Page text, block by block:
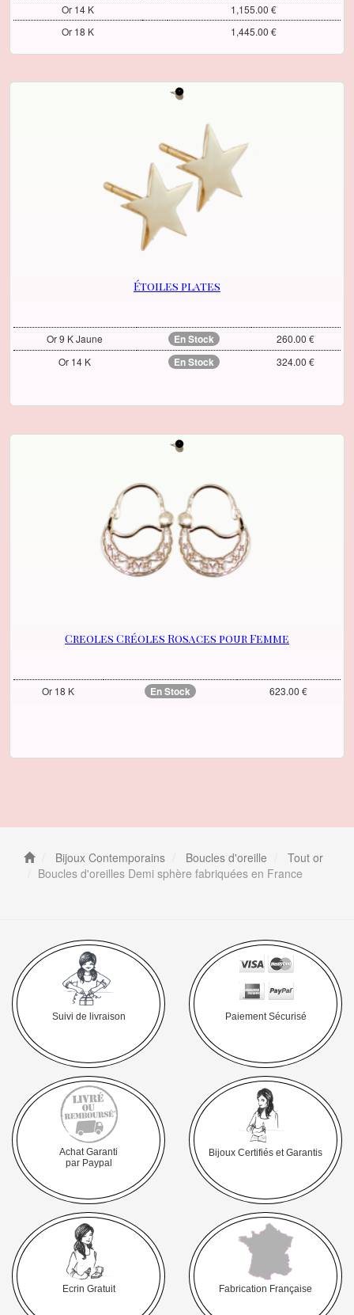
Or 14 K
1,155.00 €
Or 18 K
1,445.00 €
Étoiles plates
Or 9 K Jaune En Stock
260.00 €
Or 14 K
En Stock 324.00 €
Creoles Créoles Rosaces pour Femme
Or 18 K En Stock 623.00 €
Bijoux Contemporains Boucles d'oreille
Tout or
Boucles d'oreilles Demi sphère fabriquées en France
Suivi de livraison Paiement Sécurisé
Achat Garanti
par Paypal
Bijoux Certifiés et Garantis
Ecrin Gratuit Fabrication Française